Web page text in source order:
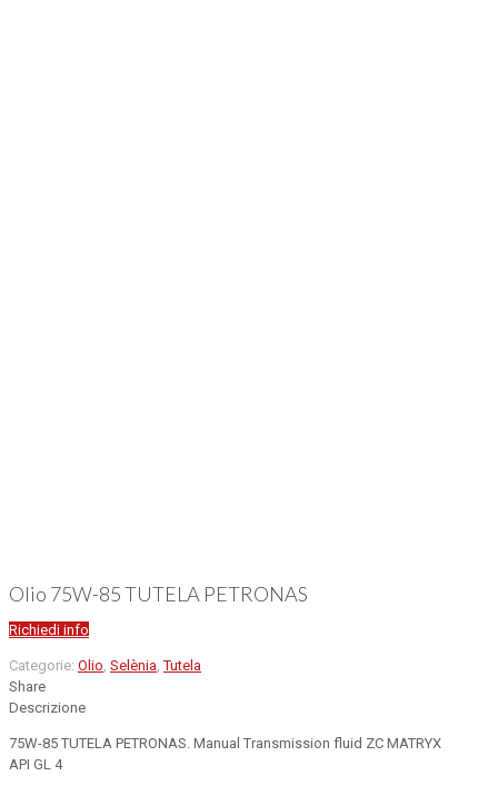
Olio 75W-85 TUTELA PETRONAS
Richiedi info
Categorie: Olio Selènia ,Tutela
Share
Descrizione
75W-85 TUTELA PETRONAS. Manual Transmission fluid ZC MATRYX
API GL 4